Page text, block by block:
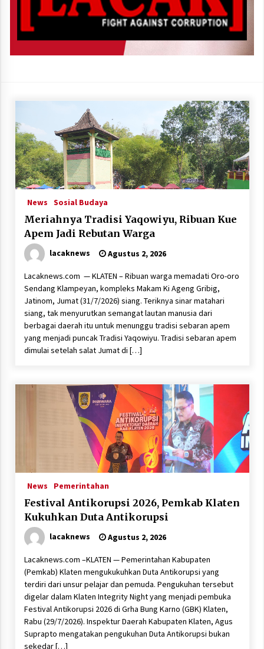
News Sosial Budaya
Meriahnya Tradisi Yaqowiyu, Ribuan Kue
Apem Jadi Rebutan Warga
lacaknews Agustus 2, 2026
Lacaknews.com — KLATEN – Ribuan warga memadati Oro-oro
Sendang Klampeyan, kompleks Makam Ki Ageng Gribig,
Jatinom, Jumat (31/7/2026) siang. Teriknya sinar matahari
siang, tak menyurutkan semangat lautan manusia dari
berbagai daerah itu untuk menunggu tradisi sebaran apem
yang menjadi puncak Tradisi Yaqowiyu. Tradisi sebaran apem
dimulai setelah salat Jumat di […]
News Pemerintahan
Festival Antikorupsi 2026, Pemkab Klaten
Kukuhkan Duta Antikorupsi
lacaknews Agustus 2, 2026
Lacaknews.com –KLATEN — Pemerintahan Kabupaten
(Pemkab) Klaten mengukukuhkan Duta Antikorupsi yang
terdiri dari unsur pelajar dan pemuda. Pengukuhan tersebut
digelar dalam Klaten Integrity Night yang menjadi pembuka
Festival Antikorupsi 2026 di Grha Bung Karno (GBK) Klaten,
Rabu (29/7/2026). Inspektur Daerah Kabupaten Klaten, Agus
Suprapto mengatakan pengukuhan Duta Antikorupsi bukan
sekedar […]